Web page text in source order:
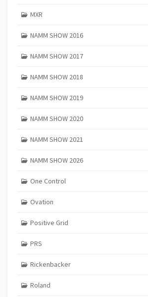
MXR
NAMM SHOW 2016
NAMM SHOW 2017
NAMM SHOW 2018
NAMM SHOW 2019
NAMM SHOW 2020
NAMM SHOW 2021
NAMM SHOW 2026
One Control
Ovation
Positive Grid
PRS
Rickenbacker
Roland